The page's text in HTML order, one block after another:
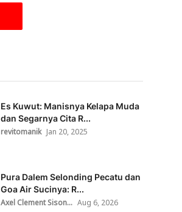
Es Kuwut: Manisnya Kelapa Muda
dan Segarnya Cita R...
revitomanik Jan 20, 2025
Pura Dalem Selonding Pecatu dan
Goa Air Sucinya: R...
Axel Clement Sison... Aug 6, 2026